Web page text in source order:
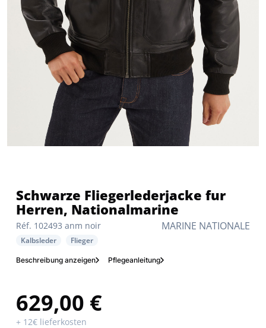
MARINE NATIONALE
Réf. 102493 anm noir
Schwarze Fliegerlederjacke fur
Herren, Nationalmarine
Kalbsleder Flieger
Beschreibung anzeigen Pflegeanleitung
629,00 €
+ 12€ lieferkosten